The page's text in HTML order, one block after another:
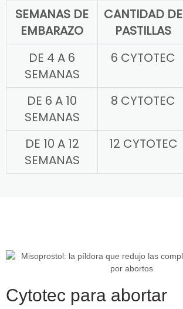
SEMANAS DE
EMBARAZO
CANTIDAD DE
PASTILLAS
DE 4 A 6
SEMANAS
6 CYTOTEC
DE 6 A 10
SEMANAS
8 CYTOTEC
DE 10 A 12
SEMANAS
12 CYTOTEC
Cytotec para abortar